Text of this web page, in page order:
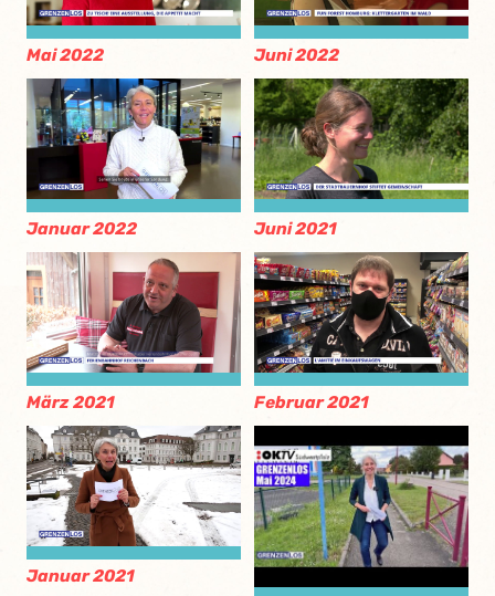
Mai 2022 Juni 2022
Januar 2022 Juni 2021
März 2021 Februar 2021
Januar 2021